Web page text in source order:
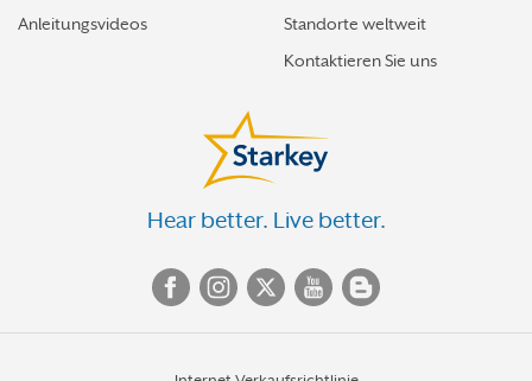
Anleitungsvideos
Standorte weltweit
Kontaktieren Sie uns
Hear better. Live better.